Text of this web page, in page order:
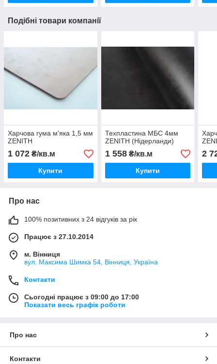
Подібні товари компанії
Харчова гума м'яка 1,5 мм
ZENITH
1 072 ₴/кв.м
Купити
Техпластина МБС 4мм
ZENITH (Нідерланди)
1 558₴/кв.м
Купити
2
Про нас
100% позитивних з 24 відгуків за рік
Працює з 27.10.2014
м. Вінниця
вул. Максима Шимка 54, Вінниця, Україна
Контакти
Сьогодні працює з 09:00 до 17:00
Показати весь графік роботи
Про нас
Контакти